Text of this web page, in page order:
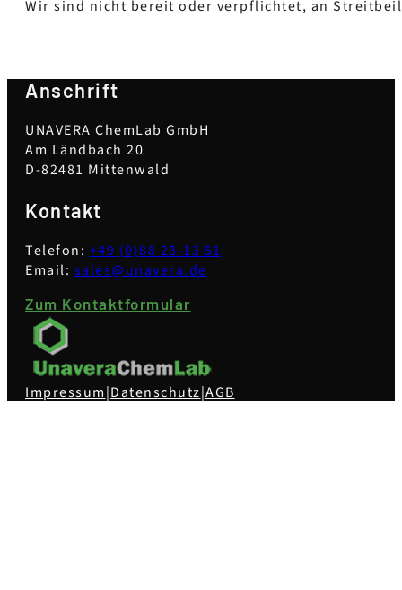
Wir sind nicht bereit oder verpflichtet, an
Anschrift
UNAVERA ChemLab GmbH
Am Ländbach 20
D-82481 Mittenwald
Kontakt
Telefon:+49 (0)88 23-13 51
Email:sales@unavera.de
Zum Kontaktformular
Impressum|Datenschutz|AGB